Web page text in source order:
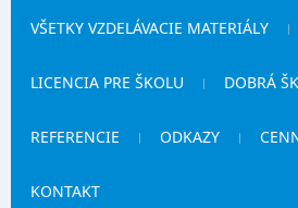
VŠETKY VZDELÁVACIE MATERIÁLY
LICENCIA PRE ŠKOLU DOBRÁ
REFERENCIE ODKAZY
KONTAKT